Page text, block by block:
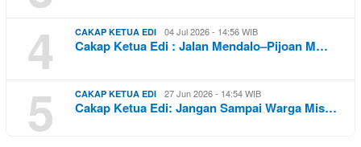
4 CAKAP KETUA EDI 04 Jul 2026 - 14:56 WIB
Cakap Ketua Edi : Jalan Mendalo–Pijoan M…
5 CAKAP KETUA EDI 27 Jun 2026 - 14:54 WIB
Cakap Ketua Edi: Jangan Sampai Warga Mis…